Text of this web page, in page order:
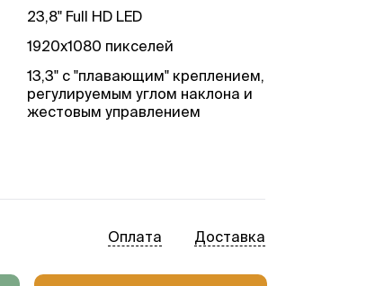
23,8" Full HD LED
1920х1080 пикселей
13,3" c "плавающим" креплением,
регулируемым углом наклона и
жестовым управлением
1 час непрерывного
Оплата Доставка